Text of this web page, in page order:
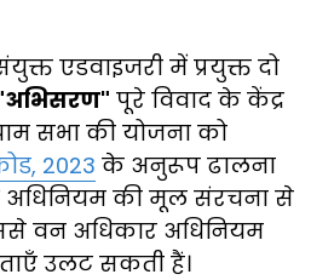
एडवाइजरी में प्रयुक्त दो
पूरे विवाद के केंद्र
सभा की योजना को
2023 के अनुरूप ढालना
अधिनियम की मूल संरचना से
वन अधिकार अधिनियम
उलट सकती हैं।